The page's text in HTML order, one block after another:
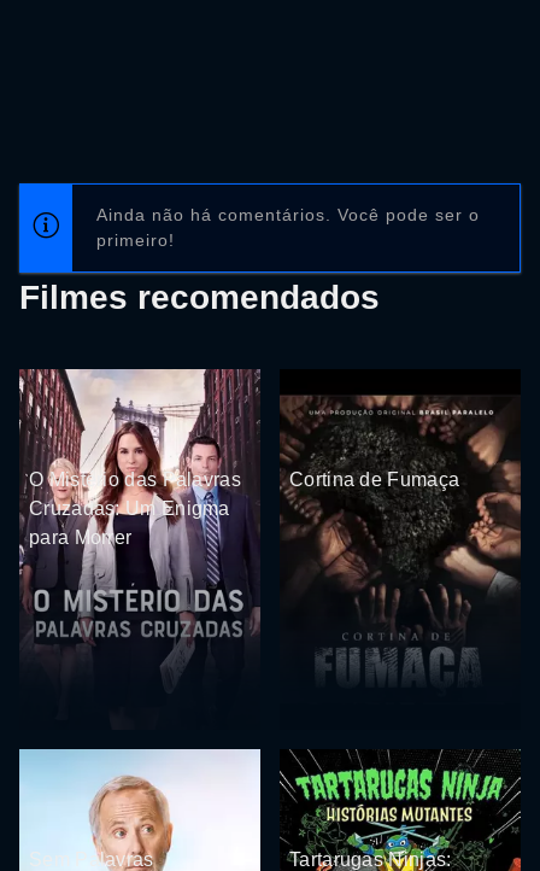
Ainda não há comentários. Você pode ser o
primeiro!
Filmes recomendados
O Mistério das Palavras
Cruzadas: Um Enigma
para Morrer
Cortina de Fumaça
Sem Palavras
Tartarugas Ninjas: